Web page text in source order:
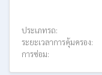
ประเภทรถ:
ระยะเวลาการคุ้มครอง:
การซ่อม: